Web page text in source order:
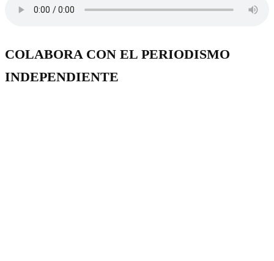
COLABORA CON EL PERIODISMO
INDEPENDIENTE